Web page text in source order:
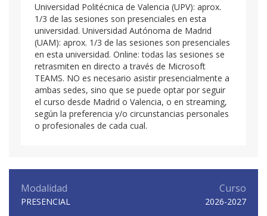
Universidad Politécnica de Valencia (UPV): aprox.
1/3 de las sesiones son presenciales en esta
universidad. Universidad Autónoma de Madrid
(UAM): aprox. 1/3 de las sesiones son presenciales
en esta universidad. Online: todas las sesiones se
retrasmiten en directo a través de Microsoft
TEAMS. NO es necesario asistir presencialmente a
ambas sedes, sino que se puede optar por seguir
el curso desde Madrid o Valencia, o en streaming,
según la preferencia y/o circunstancias personales
o profesionales de cada cual.
Modalidad
PRESENCIAL
Curso
2026-2027